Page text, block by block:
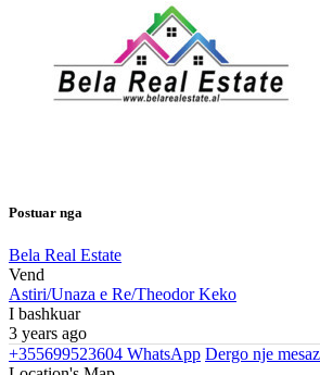
Postuar nga
Bela Real Estate
Vend
Astiri/Unaza e Re/Theodor Keko
I bashkuar
3 years ago
+355699523604 WhatsApp Dergo nje